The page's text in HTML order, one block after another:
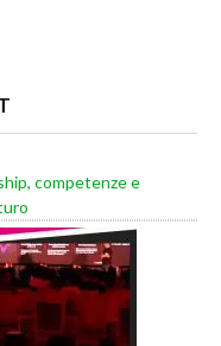
competenze e